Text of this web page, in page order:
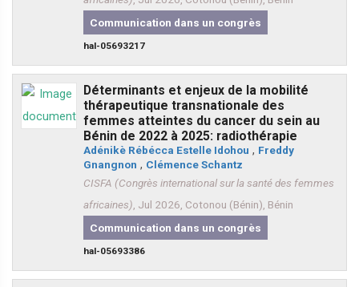
Communication dans un congrès
hal-05693217
Déterminants et enjeux de la mobilité
thérapeutique transnationale des
femmes atteintes du cancer du sein au
Bénin de 2022 à 2025: radiothérapie
Adénikè Rébécca Estelle Idohou , Freddy
Gnangnon , Clémence Schantz
CISFA (Congrès international sur la santé des femmes
africaines) , Jul 2026, Cotonou (Bénin), Bénin
Communication dans un congrès
hal-05693386